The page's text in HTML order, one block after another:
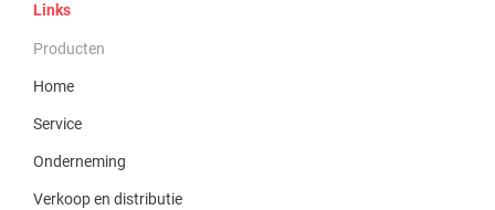
Links
Producten
Home
Service
Onderneming
Verkoop en distributie